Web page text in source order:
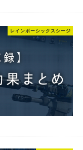
レインボーシックスシージ